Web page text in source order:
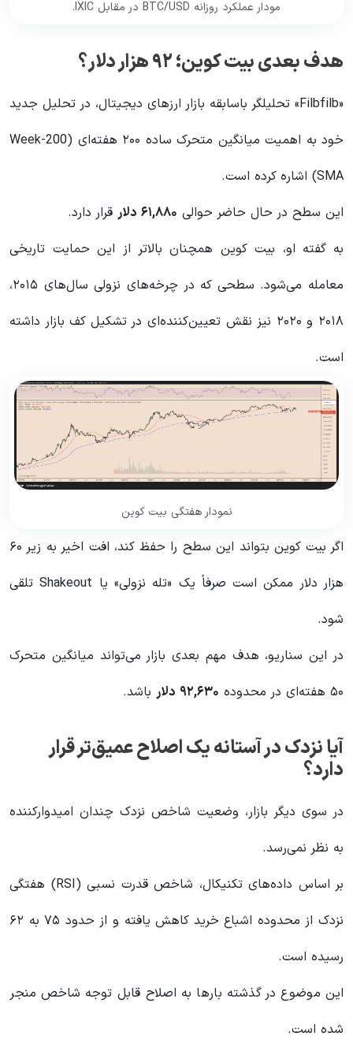
مودار عملکرد روزانه BTC/USD در مقابل IXIC.
هدف بعدی بیت کوین؛ ۹۲ هزار دلار؟
«Filbfilb» تحلیلگر باسابقه بازار ارزهای دیجیتال، در تحلیل جدید
خود به اهمیت میانگین متحرک ساده ۲۰۰ هفته‌ای (200-Week
SMA) اشاره کرده است.
این سطح در حال حاضر حوالی ۶۱,۸۸۰ دلار قرار دارد.
به گفته او، بیت کوین همچنان بالاتر از این حمایت تاریخی
معامله می‌شود. سطحی که در چرخه‌های نزولی سال‌های ۲۰۱۵،
۲۰۱۸ و ۲۰۲۰ نیز نقش تعیین‌کننده‌ای در تشکیل کف بازار داشته
است.
نمودار هفتگی بیت کوین
اگر بیت کوین بتواند این سطح را حفظ کند، افت اخیر به زیر ۶۰
هزار دلار ممکن است صرفاً یک «تله نزولی» یا Shakeout تلقی
شود.
در این سناریو، هدف مهم بعدی بازار می‌تواند میانگین متحرک
۵۰ هفته‌ای در محدوده
۹۲,۶۳۰ دلار باشد.
آیا نزدک در آستانه یک اصلاح عمیق‌تر قرار
دارد؟
در سوی دیگر بازار، وضعیت شاخص نزدک چندان امیدوارکننده
به نظر نمی‌رسد.
بر اساس داده‌های تکنیکال، شاخص قدرت نسبی (RSI) هفتگی
نزدک از محدوده اشباع خرید کاهش یافته و از حدود ۷۵ به ۶۲
رسیده است.
این موضوع در گذشته بارها به اصلاح قابل توجه شاخص منجر
شده است.